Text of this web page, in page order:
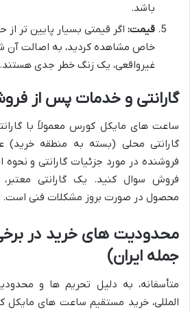
باشد.
قیمت: اگر قیمتی بسیار پایین تر
خاص مشاهده کردید، به اصالت
غیرواقعی، یک زنگ خطر جدی هستند.
گارانتی و خدمات پس از
ساعت های مایکل کورس معمولاً با
گارانتی محلی (بسته به منطقه خرید)
فروشنده در مورد جزئیات گارانتی و
فروش سوال کنید. یک گارانتی معتبر،
محصول در صورت بروز مشکلات فنی است.
محدودیت های خرید در
جمله ایران)
متأسفانه، به دلیل تحریم ها و
المللی، خرید مستقیم ساعت های